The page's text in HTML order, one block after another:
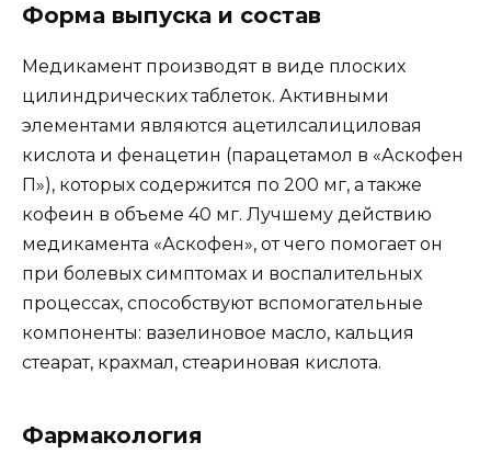
Форма выпуска и состав
Медикамент производят в виде плоских
цилиндрических таблеток. Активными
элементами являются ацетилсалициловая
кислота и фенацетин (парацетамол в «Аскофен
П»), которых содержится по 200 мг, а также
кофеин в объеме 40 мг. Лучшему действию
медикамента «Аскофен», от чего помогает он
при болевых симптомах и воспалительных
процессах, способствуют вспомогательные
компоненты: вазелиновое масло, кальция
стеарат, крахмал, стеариновая кислота.
Фармакология